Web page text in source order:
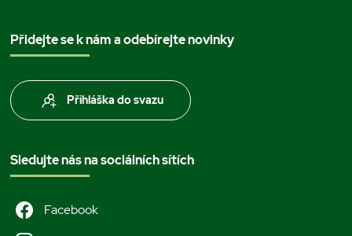
Přidejte se k nám a odebírejte novinky
Přihláška do svazu
Sledujte nás na sociálních sítích
Facebook